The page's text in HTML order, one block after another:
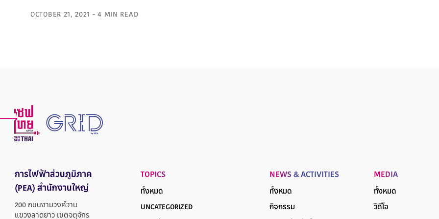
OCTOBER 21, 2021 - 4 MIN READ
การไฟฟ้าส่วนภูมิภาค
(PEA) สำนักงานใหญ่
200 ถนนงามวงศ์วาน
แขวงลาดยาว เขตจตุจักร
TOPICS
ทั้งหมด
UNCATEGORIZED
NEWS & ACTIVITIES
ทั้งหมด
กิจกรรม
MEDIA
ทั้งหมด
วิดีโอ